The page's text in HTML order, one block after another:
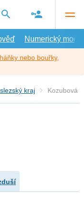
Numerický model
nebo bouřky,
kraj Kozubová